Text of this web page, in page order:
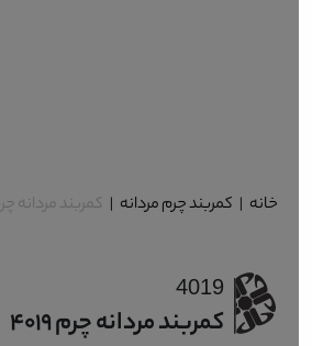
خانه | کمربند چرم مردانه| کمربند مردانه چرم 4019
4019
کمربند مردانه چرم 4019